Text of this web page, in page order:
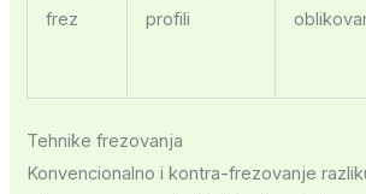
frez
profili
Tehnike frezovanja
Konvencionalno i kontra-frezovanje